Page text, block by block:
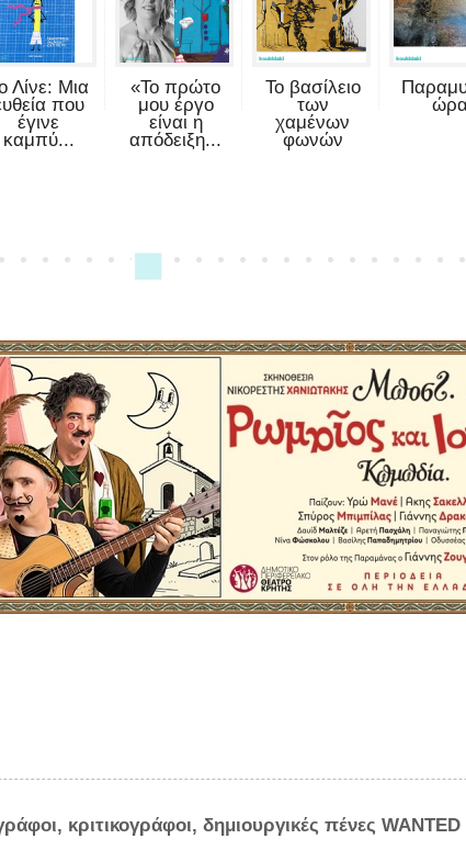
Λίνε: Μια
που
έγινε
καμπύ...
«Το πρώτο
μου έργο
είναι η
απόδειξη...
Το βασίλειο
των
χαμένων
φωνών
κριτικογράφοι, δημιουργικές πένες